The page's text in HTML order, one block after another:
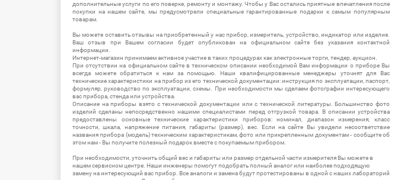
дополнительные услуги по его поверке, ремонту и монтажу. Чтобы у Вас остались приятные впечатления после
покупки на нашем сайте, мы предусмотрели специальные гарантированные подарки к самым популярным
товарам.
Вы можете оставить отзывы на приобретенный у нас прибор, измеритель, устройство, индикатор или изделие.
Ваш отзыв при Вашем согласии будет опубликован на официальном сайте без указания контактной
информации.
Интернет-магазин принимаем активное участие в таких процедурах как электронные торги, тендер, аукцион.
При отсутствии на официальном сайте в техническом описании необходимой Вам информации о приборе Вы
всегда можете обратиться к нам за помощью. Наши квалифицированные менеджеры уточнят для Вас
технические характеристики на прибор из его технической документации: инструкция по эксплуатации, паспорт,
формуляр, руководство по эксплуатации, схемы. При необходимости мы сделаем фотографии интересующего
вас прибора, стенда или устройства.
Описание на приборы взято с технической документации или с технической литературы. Большинство фото
изделий сделаны непосредственно нашими специалистами перед отгрузкой товара. В описании устройства
предоставлены основные технические характеристики приборов: номинал, диапазон измерения, класс
точности, шкала, напряжение питания, габариты (размер), вес. Если на сайте Вы увидели несоответствие
названия прибора (модель) техническим характеристикам, фото или прикрепленным документам - сообщите об
этом нам - Вы получите полезный подарок вместе с покупаемым прибором.
При необходимости, уточнить общий вес и габариты или размер отдельной части измерителя Вы можете в
нашем сервисном центре. Наши инженеры помогут подобрать полный аналог или наиболее подходящую
замену на интересующий вас прибор. Все аналоги и замена будут протестированы в одной с наших лабораторий